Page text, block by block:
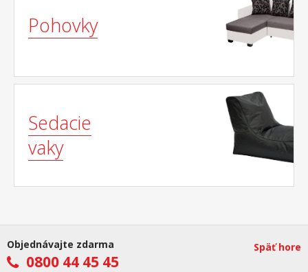
Pohovky
Sedacie
vaky
Objednávajte zdarma
0800 44 45 45
Späť hore